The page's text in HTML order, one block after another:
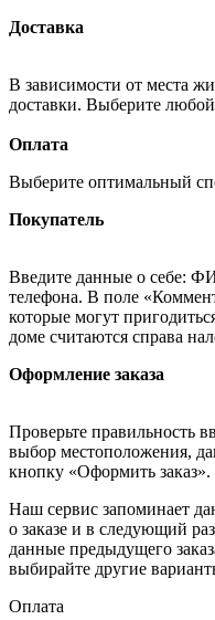
Доставка
В зависимости от места
доставки. Выберите
Оплата
Выберите оптимальный
Покупатель
Введите данные о себе:
телефона. В поле
которые могут
доме считаются справа
Оформление заказа
Проверьте правильность
выбор местоположения,
кнопку «Оформить заказ».
Наш сервис запоминает
о заказе и в следующий
данные предыдущего
выбирайте другие
Оплата